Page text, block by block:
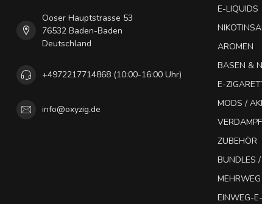
Ooser Hauptstrasse 53
76532 Baden-Baden
Deutschland
+4972217714868 (10:00-16:00 Uhr)
info@oxyzig.de
E-LIQUIDS
AROMEN
BASEN &
E-
MODS /
ZUBEHÖR
BUNDLES
EINWEG-